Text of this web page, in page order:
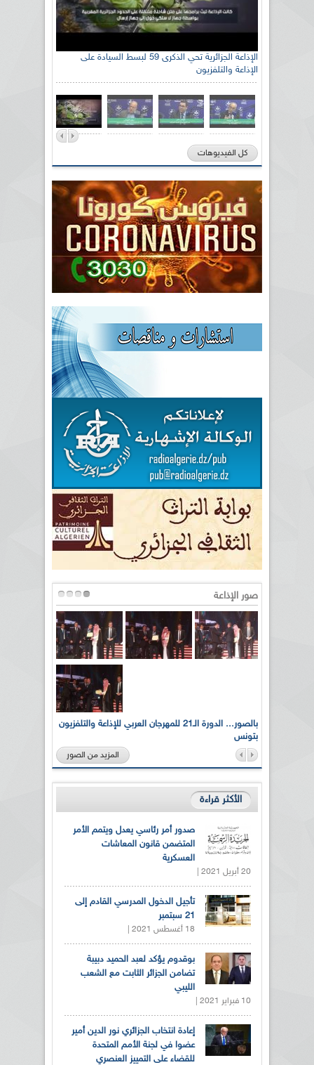
الإذاعة الجزائرية تحي الذكرى 59 لبسط السيادة على
الإذاعة والتلفزيون
كل الفيديوهات
صور الإذاعة
بالصور... الدورة الـ21 للمهرجان العربي للإذاعة والتلفزيون
بتونس
المزيد من الصور
الأكثر قراءة
صدور أمر رئاسي يعدل ويتمم الأمر
المتضمن قانون المعاشات
العسكرية
20 أبريل 2021 |
تأجيل الدخول المدرسي القادم إلى
21 سبتمبر
18 أغسطس 2021 |
بوقدوم يؤكد لعبد الحميد دبيبة
تضامن الجزائر الثابت مع الشعب
الليبي
10 فبراير 2021 |
إعادة انتخاب الجزائري نور الدين أمير
عضوا في لجنة الأمم المتحدة
للقضاء على التمييز العنصري